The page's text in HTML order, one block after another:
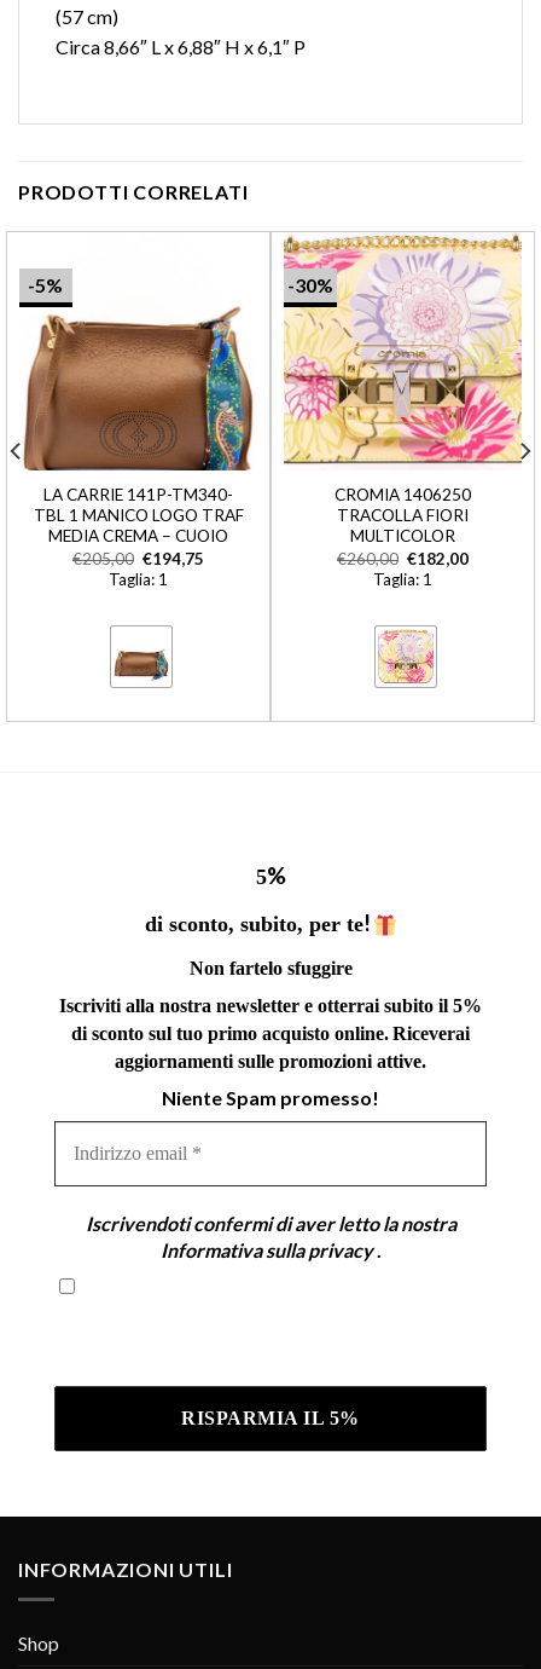
(57 cm)
Circa 8,66″ L x 6,88″ H x 6,1″ P
PRODOTTI CORRELATI
-5%
LA CARRIE 141P-TM340-
TBL 1 MANICO LOGO TRAF
MEDIA CREMA – CUOIO
€205,00 €194,75
Taglia: 1
-30%
CROMIA 1406250
TRACOLLA FIORI
MULTICOLOR
€260,00 €182,00
Taglia: 1
5%
di sconto, subito, per te!
Non fartelo sfuggire
Iscriviti alla nostra newsletter e otterrai subito il 5%
di sconto sul tuo primo acquisto online.Riceverai
aggiornamenti sulle promozioni attive.
Niente Spam promesso!
email
Iscrivendoti confermi di aver letto la nostra
Informativa sulla privacy.
INFORMAZIONI UTILI
Shop